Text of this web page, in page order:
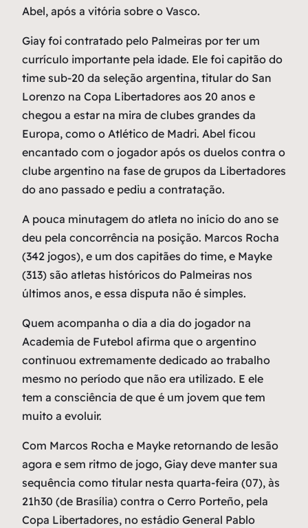
Abel, após a vitória sobre o Vasco.
Giay foi contratado pelo Palmeiras por ter um
currículo importante pela idade. Ele foi capitão do
time sub-20 da seleção argentina, titular do San
Lorenzo na Copa Libertadores aos 20 anos e
chegou a estar na mira de clubes grandes da
Europa, como o Atlético de Madri. Abel ficou
encantado com o jogador após os duelos contra o
clube argentino na fase de grupos da Libertadores
do ano passado e pediu a contratação.
A pouca minutagem do atleta no início do ano se
deu pela concorrência na posição. Marcos Rocha
(342 jogos), e um dos capitães do time, e Mayke
(313) são atletas históricos do Palmeiras nos
últimos anos, e essa disputa não é simples.
Quem acompanha o dia a dia do jogador na
Academia de Futebol afirma que o argentino
continuou extremamente dedicado ao trabalho
mesmo no período que não era utilizado. E ele
tem a consciência de que é um jovem que tem
muito a evoluir.
Com Marcos Rocha e Mayke retornando de lesão
agora e sem ritmo de jogo, Giay deve manter sua
sequência como titular nesta quarta-feira (07), às
21h30 (de Brasília) contra o Cerro Porteño, pela
Copa Libertadores, no estádio General Pablo